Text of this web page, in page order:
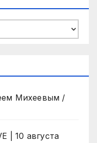
Михеевым /
| 10 августа